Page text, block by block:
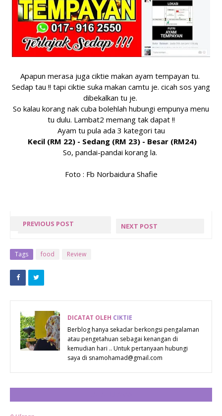
Apapun merasa juga ciktie makan ayam tempayan tu.
Sedap tau !! tapi ciktie suka makan camtu je. cicah sos yang
dibekalkan tu je.
So kalau korang nak cuba bolehlah hubungi empunya menu
tu dulu. Lambat2 memang tak dapat !!
Ayam tu pula ada 3 kategori tau
Kecil (RM 22) - Sedang (RM 23) - Besar (RM24)
So, pandai-pandai korang la.
Foto : Fb Norbaidura Shafie
PREVIOUS POST
JAM BLOGLIST
MIALIANA.COM
NEXT POST
Tags food Review
DICATAT OLEH CIKTIE
Berblog hanya sekadar berkongsi pengalaman
atau pengetahuan sebagai kenangan di
kemudian hari .. Untuk pertanyaan hubungi
saya di snamohamad@gmail.com